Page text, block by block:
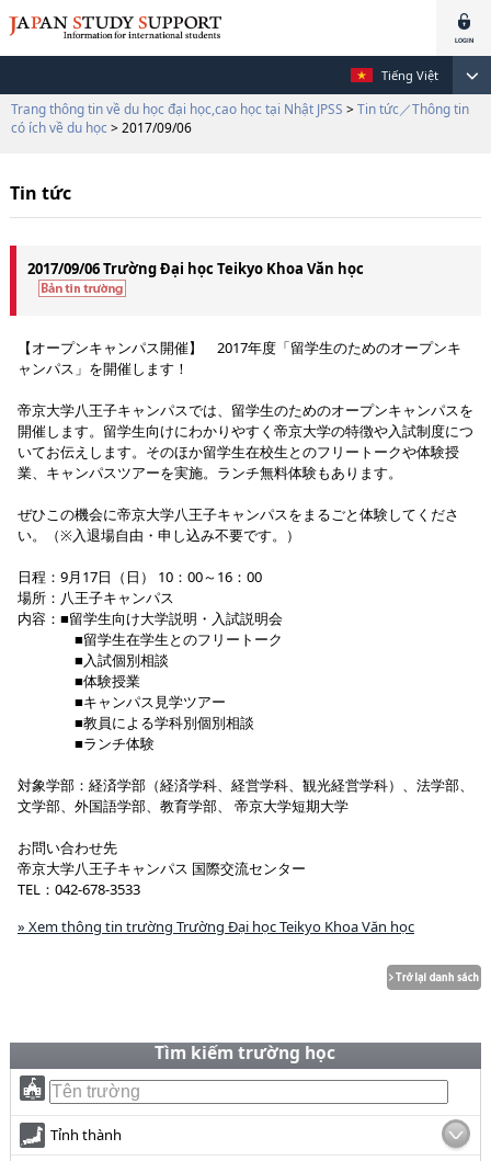
Tiếng Việt
Trang thông tin về du học đại học,cao học tại Nhật JPSS > Tin tức／Thông tin
có ích về du học > 2017/09/06
Tin tức
2017/09/06 Trường Đại học Teikyo Khoa Văn học
【オープンキャンパス開催】 2017年度「留学生のためのオープンキ
ャンパス」を開催します！
帝京大学八王子キャンパスでは、留学生のためのオープンキャンパスを
開催します。留学生向けにわかりやすく帝京大学の特徴や入試制度につ
いてお伝えします。そのほか留学生在校生とのフリートークや体験授
業、キャンパスツアーを実施。ランチ無料体験もあります。
ぜひこの機会に帝京大学八王子キャンパスをまるごと体験してくださ
い。（※入退場自由・申し込み不要です。）
日程：9月17日（日） 10：00～16：00
場所：八王子キャンパス
内容：■留学生向け大学説明・入試説明会
■留学生在学生とのフリートーク
■入試個別相談
■体験授業
■キャンパス見学ツアー
■教員による学科別個別相談
■ランチ体験
対象学部：経済学部（経済学科、経営学科、観光経営学科）、法学部、
文学部、外国語学部、教育学部、 帝京大学短期大学
お問い合わせ先
帝京大学八王子キャンパス 国際交流センター
TEL：042-678-3533
» Xem thông tin trường Trường Đại học Teikyo Khoa Văn học
Tìm kiếm trường học
Tỉnh thành